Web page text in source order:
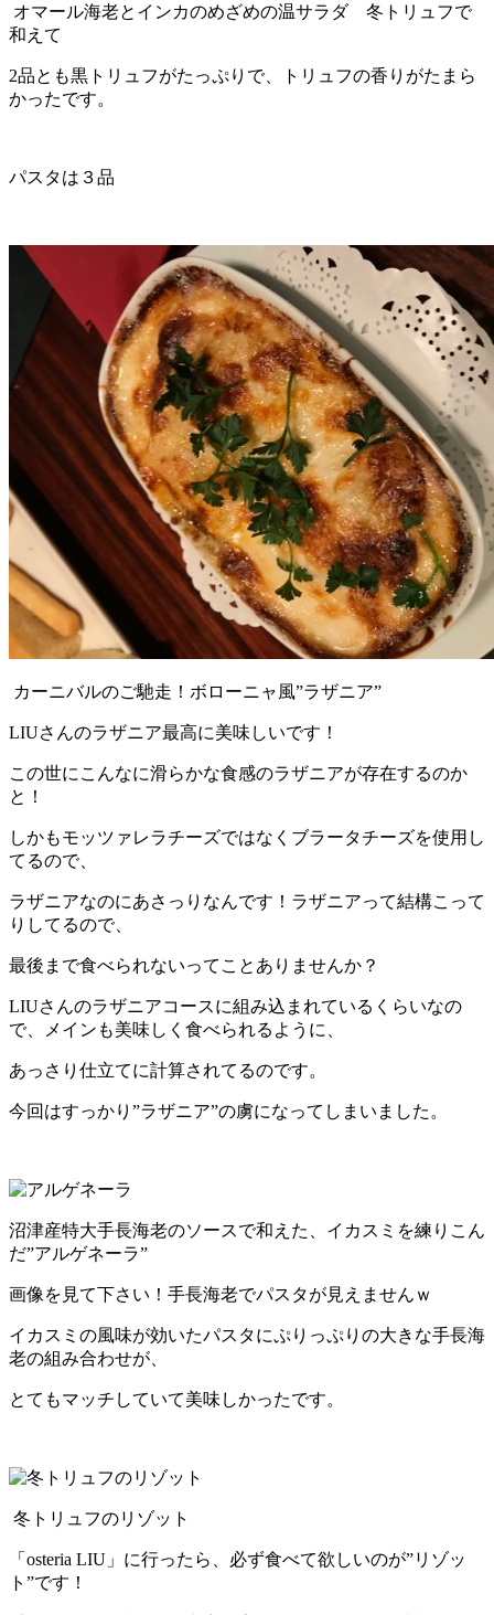
オマール海老とインカのめざめの温サラダ 冬トリュフで
和えて
2品とも黒トリュフがたっぷりで、トリュフの香りがたまら
かったです。
パスタは３品
カーニバルのご馳走！ボローニャ風”ラザニア”
LIUさんのラザニア最高に美味しいです！
この世にこんなに滑らかな食感のラザニアが存在するのか
と！
しかもモッツァレラチーズではなくブラータチーズを使用し
てるので、
ラザニアなのにあさっりなんです！ラザニアって結構こって
りしてるので、
最後まで食べられないってことありませんか？
LIUさんのラザニアコースに組み込まれているくらいなの
で、メインも美味しく食べられるように、
あっさり仕立てに計算されてるのです。
今回はすっかり”ラザニア”の虜になってしまいました。
沼津産特大手長海老のソースで和えた、イカスミを練りこん
だ”アルゲネーラ”
画像を見て下さい！手長海老でパスタが見えませんｗ
イカスミの風味が効いたパスタにぷりっぷりの大きな手長海
老の組み合わせが、
とてもマッチしていて美味しかったです。
冬トリュフのリゾット
「 osteria LIU」 に行ったら、必ず食べて欲しいのが”リゾッ
ト”です！